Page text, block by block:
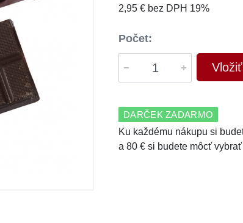
2,95 € bez DPH 19%
Počet:
DARČEK ZADARMO
Ku každému nákupu si
a 80 € si budete môcť